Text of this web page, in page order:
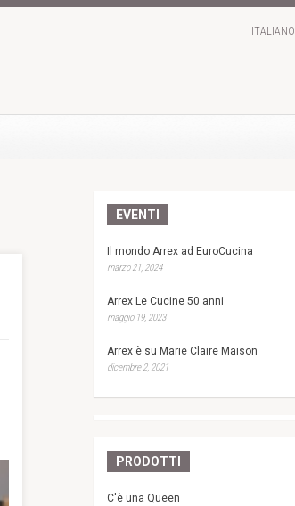
ITALIANO
EVENTI
Il mondo Arrex ad EuroCucina
marzo 21, 2024
Arrex Le Cucine 50 anni
maggio 19, 2023
Arrex è su Marie Claire Maison
dicembre 2, 2021
PRODOTTI
C'è una Queen